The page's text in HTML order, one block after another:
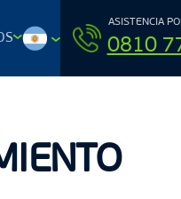
ASISTENCIA
0810